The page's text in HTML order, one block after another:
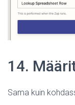
14.
Sama kuin